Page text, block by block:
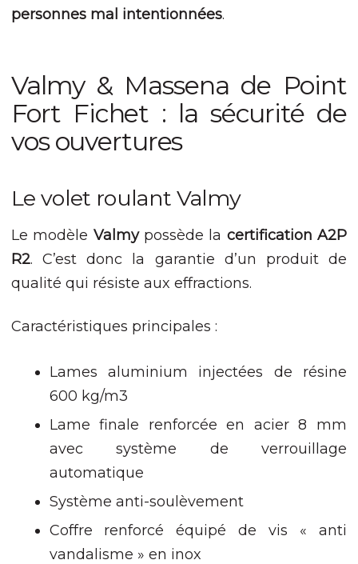
personnes mal intentionnées.
Valmy & Massena de Point
Fort Fichet : la sécurité de
vos ouvertures
Le volet roulant Valmy
Le modèle Valmypossède la certification A2P
R2. C’est donc la garantie d’un produit de
qualité qui résiste aux effractions.
Caractéristiques principales :
Lames aluminium injectées de résine
600 kg/m3
Lame finale renforcée en acier 8 mm
avec système de verrouillage
automatique
Système anti-soulèvement
Coffre renforcé équipé de vis « anti
vandalisme » en inox
site Web
fonctionne
aussi bien que
possible lors
fonctionnalités
disparaîtront
du site Web.
Marketing
votre
visitez notre
chances de voir
du contenu et
des offres